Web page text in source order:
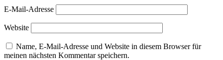
E-Mail-Adresse
Website
Name, E-Mail-Adresse und Website in diesem Browser für
meinen nächsten Kommentar speichern.